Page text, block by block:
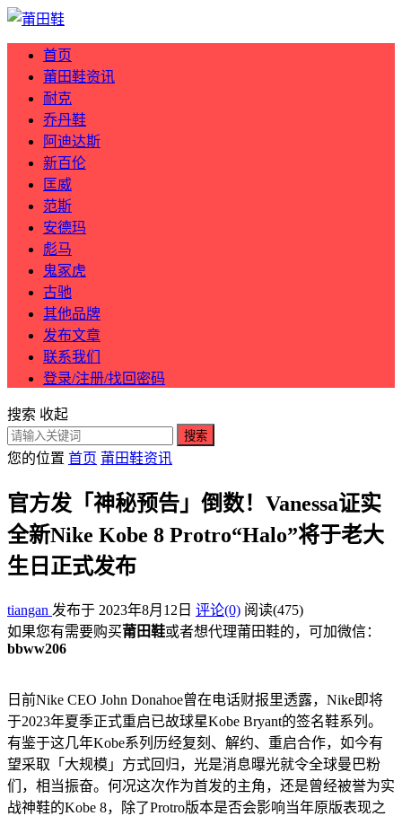
首页
莆田鞋资讯
耐克
乔丹鞋
阿迪达斯
新百伦
匡威
范斯
安德玛
彪马
鬼冢虎
古驰
其他品牌
发布文章
联系我们
登录/注册/找回密码
搜索 收起
搜索
您的位置 首页 莆田鞋资讯
官方发「神秘预告」倒数！Vanessa证实
全新Nike Kobe 8 Protro“Halo”将于老大
生日正式发布
tiangan 发布于 2023年8月12日 评论(0) 阅读(475)
如果您有需要购买莆田鞋或者想代理莆田鞋的，可加微信：
bbww206
日前Nike CEO John Donahoe曾在电话财报里透露，Nike即将
于2023年夏季正式重启已故球星Kobe Bryant的签名鞋系列。
有鉴于这几年Kobe系列历经复刻、解约、重启合作，如今有
望采取「大规模」方式回归，光是消息曝光就令全球曼巴粉
们，相当振奋。何况这次作为首发的主角，还是曾经被誉为实
战神鞋的Kobe 8，除了Protro版本是否会影响当年原版表现之